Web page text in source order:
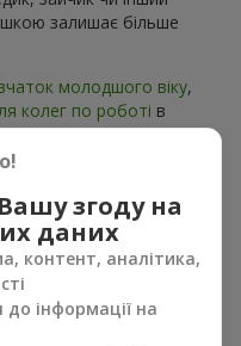
залишає більше
молодшого віку,
колег по роботі в
букет з іграшкою
та бажання зробити
бюджет, щоб зробити
квітами
згоду на
даних
контент, аналітика,
інформації на